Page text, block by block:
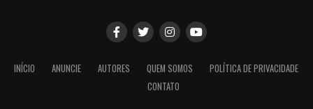
INÍCIO ANUNCIE AUTORES QUEM SOMOS
POLÍTICA DE PRIVACIDADE
CONTATO